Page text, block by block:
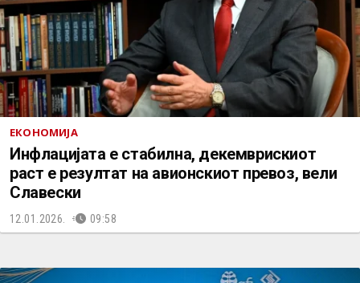
ЕКОНОМИЈА
Инфлацијата е стабилна, декемврискиот
раст е резултат на авионскиот превоз, вели
Славески
12.01.2026. 09:58